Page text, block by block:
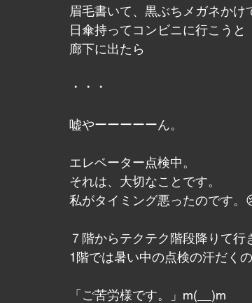
眉毛書いて、黒ぶちメガネかけ
日傘持ってコンビニに行こうと
廊下に出たら
・・・
嘘やーーーーーん。
エレベーター点検中。
それは、大切なことです。
私がタイミング悪ったのです。
７階からテクテク階段降りて行
1階では暑い中の点検の汗だくの
「ご苦労様です。」m(__)m